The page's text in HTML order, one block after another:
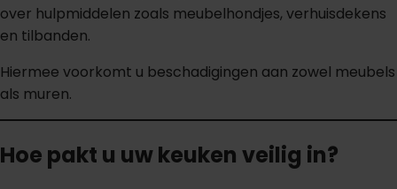
over hulpmiddelen zoals meubelhondjes, verhuisdekens
en tilbanden.
Hiermee voorkomt u beschadigingen aan zowel meubels
als muren.
Hoe pakt u uw keuken veilig in?